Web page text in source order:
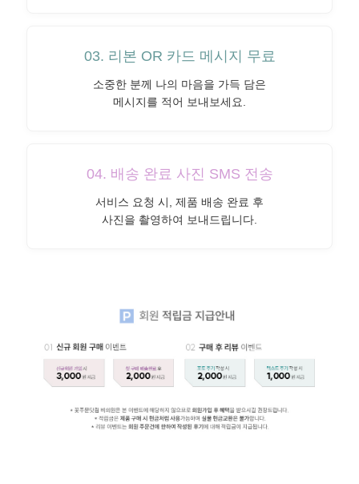
03. 리본 OR 카드 메시지 무료
소중한 분께 나의 마음을 가득 담은
메시지를 적어 보내보세요.
04. 배송 완료 사진 SMS 전송
서비스 요청 시, 제품 배송 완료 후
사진을 촬영하여 보내드립니다.